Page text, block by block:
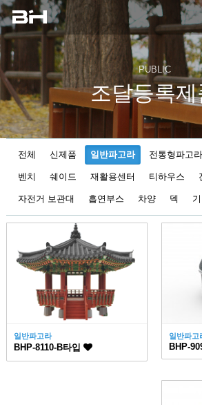
PUBLIC
조달등록제
전체 신제품 일반파고라 전통형파고라
벤치 쉐이드 재활용센터 티하우스
자전거 보관대 흡연부스 차양 덱
일반파고라
BHP-8110-B타입
일반파고
BHP-